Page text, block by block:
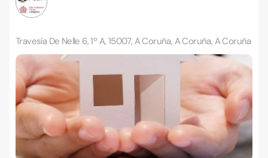
Travesía De Nelle 6, 1º A, 15007, A Coruña, A Coruña, A Coruña